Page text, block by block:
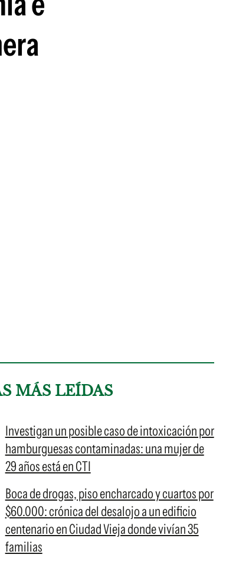
MÁS LEÍDAS
Investigan un posible caso de intoxicación por
hamburguesas contaminadas: una mujer de
29 años está en CTI
Boca de drogas, piso encharcado y cuartos por
$60.000: crónica del desalojo a un edificio
centenario en Ciudad Vieja donde vivían 35
familias